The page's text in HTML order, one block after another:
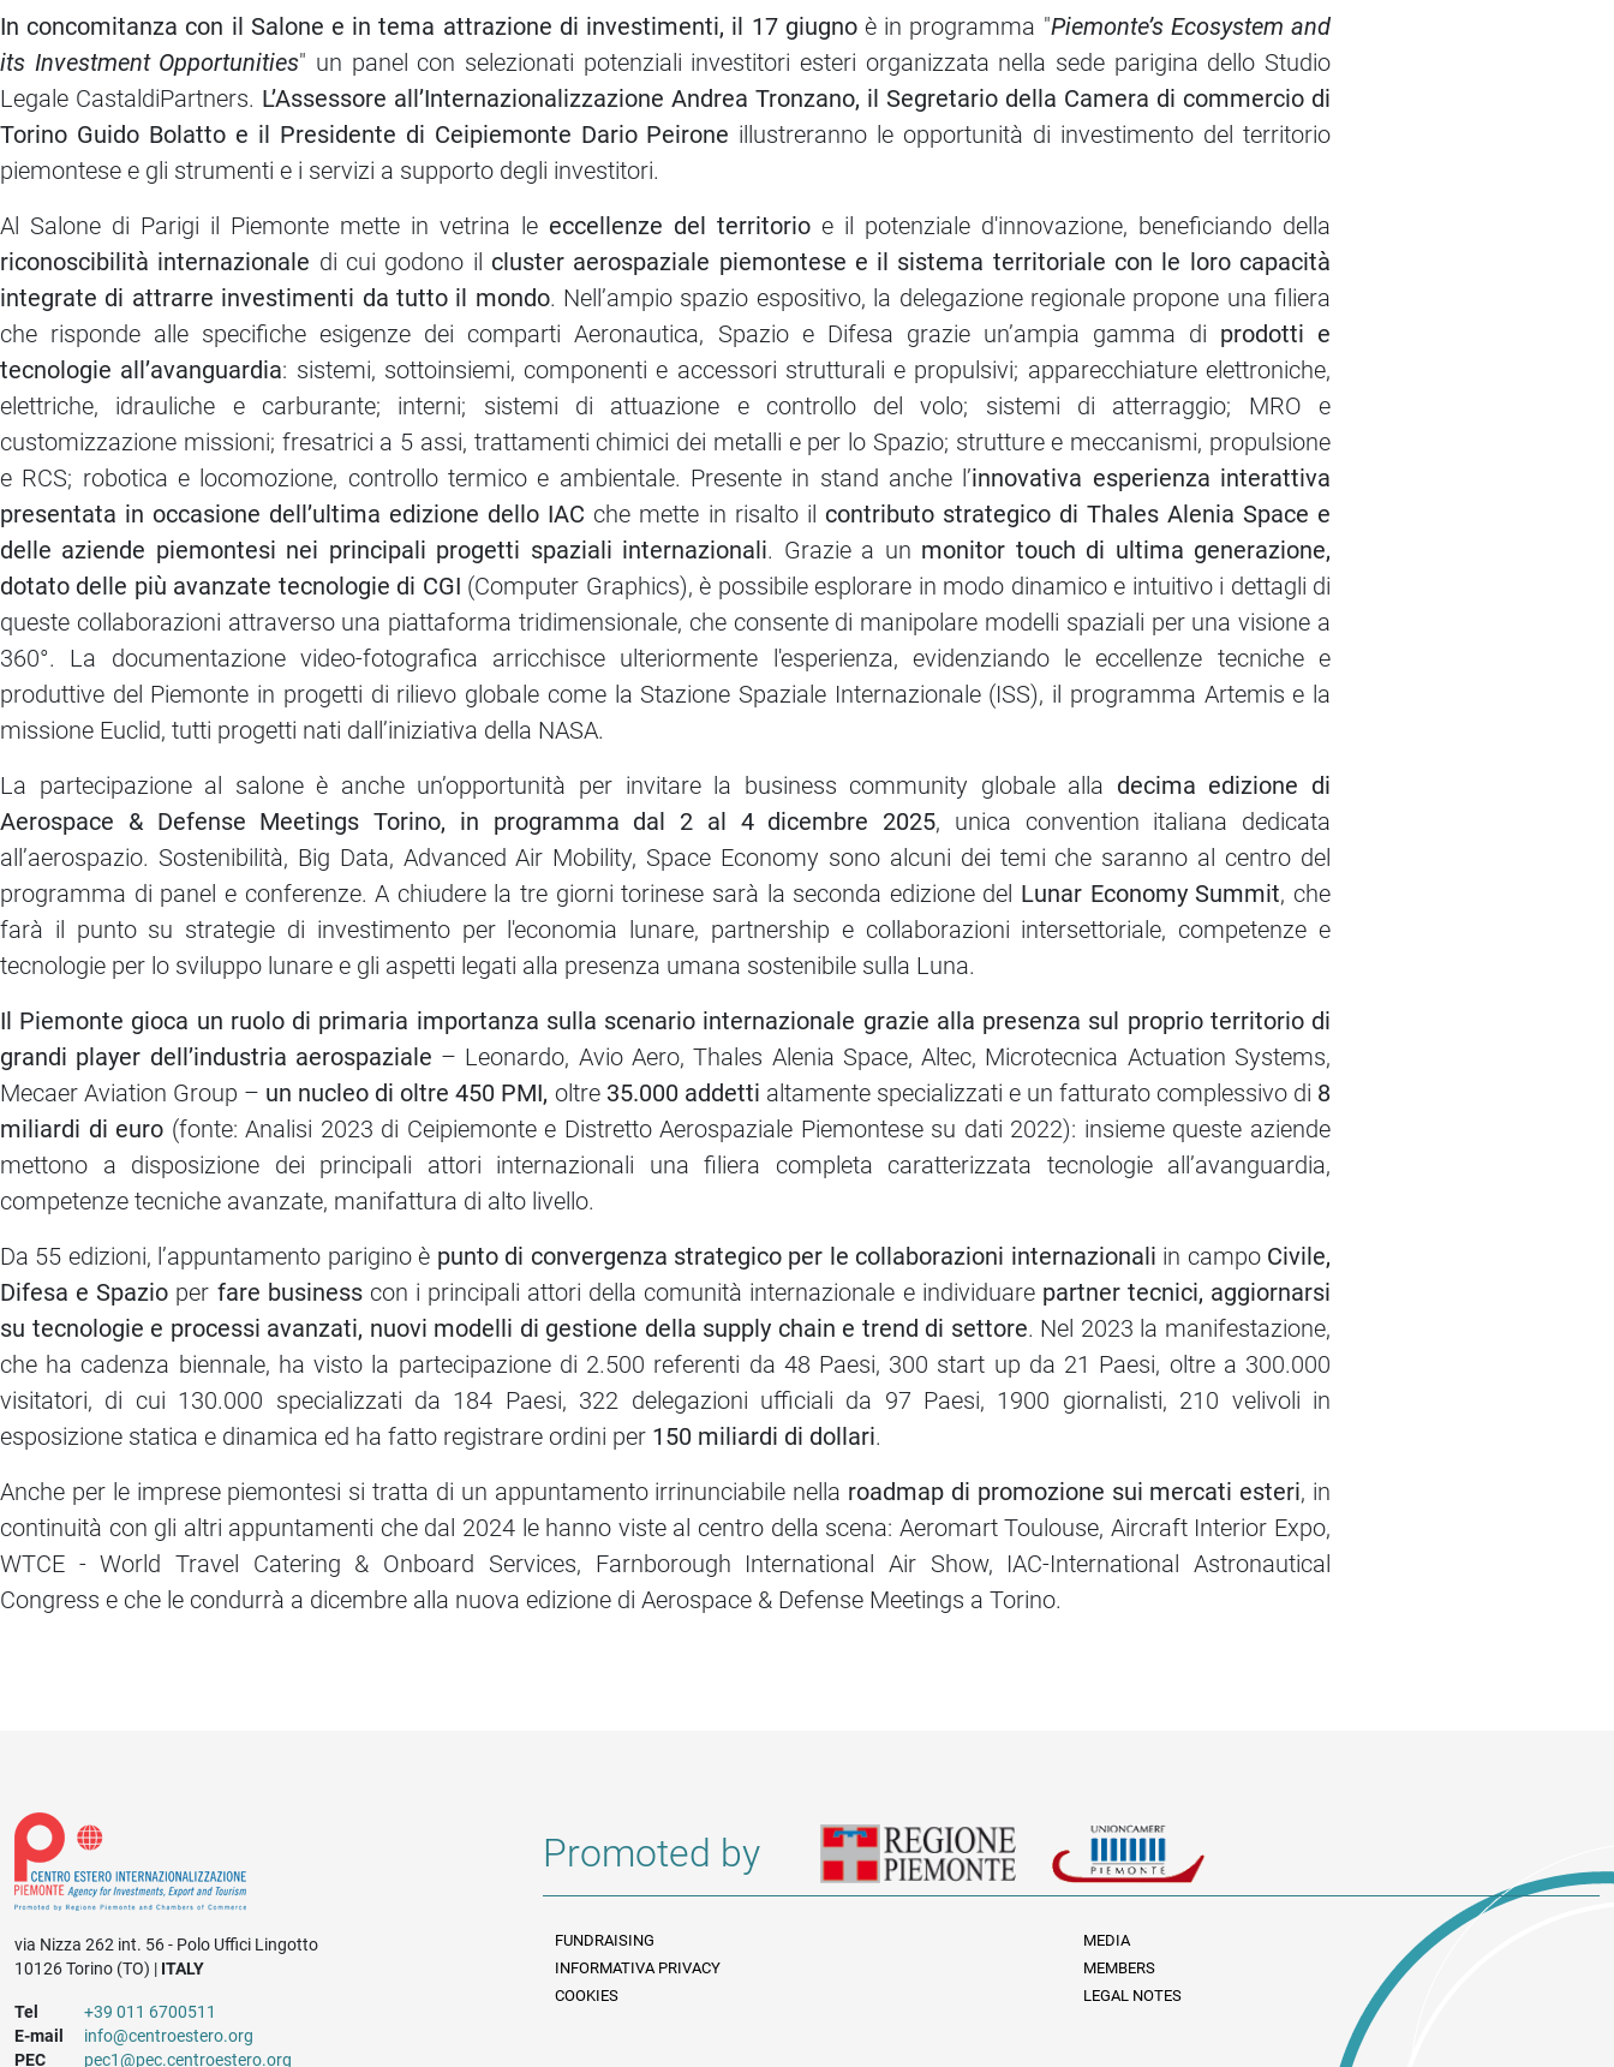
In concomitanza con il Salone e in tema attrazione di investimenti, il 17 giugnoè in programma "Piemonte’s Ecosystem and
its Investment Opportunities" un panel con selezionati potenziali investitori esteri organizzata nella sede parigina dello Studio
Legale CastaldiPartners. L’Assessore all’Internazionalizzazione Andrea Tronzano, il Segretario della Camera di commercio di
Torino Guido Bolatto e il Presidente di Ceipiemonte Dario Peirone illustreranno le opportunità di investimento del territorio
piemontese e gli strumenti e i servizi a supporto degli investitori.
Al Salone di Parigi il Piemonte mette in vetrina le eccellenze del territorio e il potenziale d'innovazione, beneficiando della
riconoscibilità internazionale di cui godono il cluster aerospaziale piemontese e il sistema territoriale con le loro capacità
integrate di attrarre investimenti da tutto il mondo. Nell’ampio spazio espositivo, la delegazione regionale propone una filiera
che risponde alle specifiche esigenze dei comparti Aeronautica, Spazio e Difesa grazie un’ampia gamma di prodotti e
tecnologie all’avanguardia: sistemi, sottoinsiemi, componenti e accessori strutturali e propulsivi; apparecchiature elettroniche,
elettriche, idrauliche e carburante; interni; sistemi di attuazione e controllo del volo; sistemi di atterraggio; MRO e
customizzazione missioni; fresatrici a 5 assi, trattamenti chimici dei metalli e per lo Spazio; strutture e meccanismi, propulsione
e RCS; robotica e locomozione, controllo termico e ambientale. Presente in stand anche l’innovativa esperienza interattiva
presentata in occasione dell’ultima edizione dello IAC che mette in risalto il contributo strategico di Thales Alenia Space e
delle aziende piemontesi nei principali progetti spaziali internazionali. Grazie a un monitor touch di ultima generazione,
dotato delle più avanzate tecnologie di CGI (Computer Graphics), è possibile esplorare in modo dinamico e intuitivo i dettagli di
queste collaborazioni attraverso una piattaforma tridimensionale, che consente di manipolare modelli spaziali per una visione a
360°. La documentazione video-fotografica arricchisce ulteriormente l'esperienza, evidenziando le eccellenze tecniche e
produttive del Piemonte in progetti di rilievo globale come la Stazione Spaziale Internazionale (ISS), il programma Artemis e la
missione Euclid, tutti progetti nati dall’iniziativa della NASA.
La partecipazione al salone è anche un’opportunità per invitare la business community globale alla decima edizione di
Aerospace & Defense Meetings Torino, in programma dal 2 al 4 dicembre 2025, unica convention italiana dedicata
all’aerospazio. Sostenibilità, Big Data, Advanced Air Mobility, Space Economy sono alcuni dei temi che saranno al centro del
programma di panel e conferenze. A chiudere la tre giorni torinese sarà la seconda edizione del Lunar Economy Summit, che
farà il punto su strategie di investimento per l'economia lunare, partnership e collaborazioni intersettoriale, competenze e
tecnologie per lo sviluppo lunare e gli aspetti legati alla presenza umana sostenibile sulla Luna.
Il Piemonte gioca un ruolo di primaria importanza sulla scenario internazionale grazie alla presenza sul proprio territorio di
grandi player dell’industria aerospaziale – Leonardo, Avio Aero, Thales Alenia Space, Altec, Microtecnica Actuation Systems,
Mecaer Aviation Group – un nucleo di oltre 450 PMI, oltre35.000 addetti altamente specializzati e un fatturato complessivo di 8
miliardi di euro (fonte: Analisi 2023 di Ceipiemonte e Distretto Aerospaziale Piemontese su dati 2022): insieme queste aziende
mettono a disposizione dei principali attori internazionali una filiera completa caratterizzata tecnologie all’avanguardia,
competenze tecniche avanzate, manifattura di alto livello.
Da 55 edizioni, l’appuntamento parigino è punto di convergenza strategico per le collaborazioni internazionali in campo Civile,
Difesa e Spazio per fare businesscon i principali attori della comunità internazionale e individuare partner tecnici, aggiornarsi
su tecnologie e processi avanzati, nuovi modelli di gestione della supply chain e trend di settore. Nel 2023 la manifestazione,
che ha cadenza biennale, ha visto la partecipazione di 2.500 referenti da 48 Paesi, 300 start up da 21 Paesi, oltre a 300.000
visitatori, di cui 130.000 specializzati da 184 Paesi, 322 delegazioni ufficiali da 97 Paesi, 1900 giornalisti, 210 velivoli in
esposizione statica e dinamica ed ha fatto registrare ordini per 150 miliardi di dollari.
Anche per le imprese piemontesi si tratta di un appuntamento irrinunciabile nella roadmap di promozione sui mercati esteri, in
continuità con gli altri appuntamenti che dal 2024 le hanno viste al centro della scena: Aeromart Toulouse, Aircraft Interior Expo,
WTCE - World Travel Catering & Onboard Services, Farnborough International Air Show, IAC-International Astronautical
Congress e che le condurrà a dicembre alla nuova edizione di Aerospace & Defense Meetings a Torino.
via Nizza 262 int. 56 - Polo Uffici Lingotto
10126 Torino (TO) | ITALY
Tel
+39 011 6700511
E-mail
info@centroestero.org
PEC
pec1@pec.centroestero.org
Promoted by
Informazioni legali e trasparenza EN
FUNDRAISING
MEDIA
INFORMATIVA PRIVACY
MEMBERS
COOKIES
LEGAL NOTES